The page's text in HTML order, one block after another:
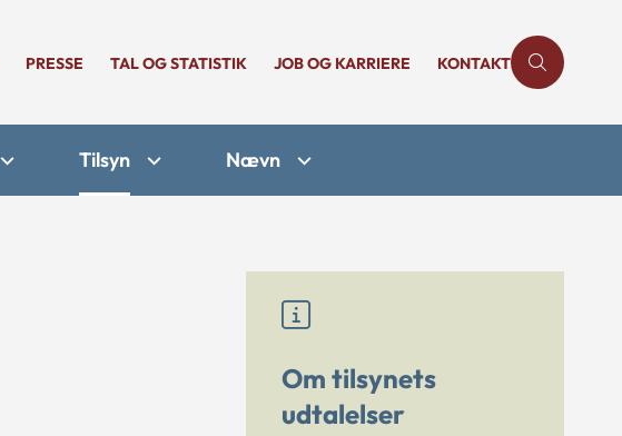
PRESSE TAL OG STATISTIK JOB OG KARRIERE KONTAKT
Tilsyn Nævn
Om tilsynets
udtalelser